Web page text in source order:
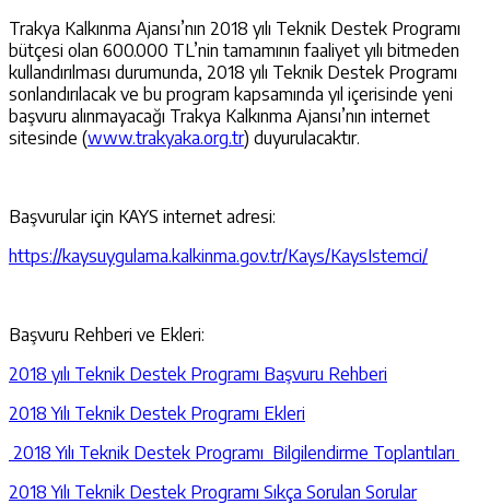
Trakya Kalkınma Ajansı’nın 2018 yılı Teknik Destek Programı
bütçesi olan 600.000 TL’nin tamamının faaliyet yılı bitmeden
kullandırılması durumunda, 2018 yılı Teknik Destek Programı
sonlandırılacak ve bu program kapsamında yıl içerisinde yeni
başvuru alınmayacağı Trakya Kalkınma Ajansı’nın internet
sitesinde (www.trakyaka.org.tr) duyurulacaktır.
Başvurular için KAYS internet adresi:
https://kaysuygulama.kalkinma.gov.tr/Kays/KaysIstemci/
Başvuru Rehberi ve Ekleri:
2018 yılı Teknik Destek Programı Başvuru Rehberi
2018 Yılı Teknik Destek Programı Ekleri
2018 Yılı Teknik Destek Programı Bilgilendirme Toplantıları
2018 Yılı Teknik Destek Programı Sıkça Sorulan Sorular